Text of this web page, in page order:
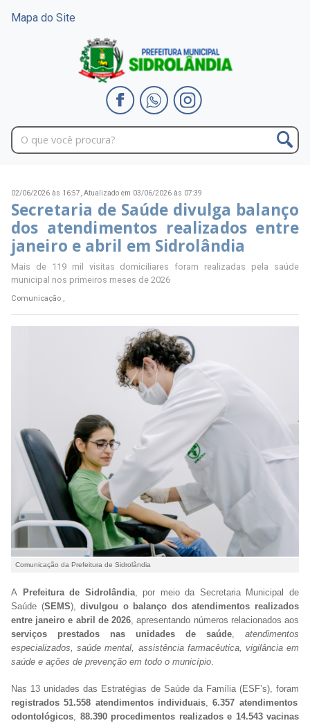
Mapa do Site
02/06/2026 às 16:57, Atualizado em 03/06/2026 às 07:39
Secretaria de Saúde divulga balanço
dos atendimentos realizados entre
janeiro e abril em Sidrolândia
Mais de 119 mil visitas domiciliares foram realizadas pela saúde
municipal nos primeiros meses de 2026
Comunicação ,
Comunicação da Prefeitura de Sidrolândia
A Prefeitura de Sidrolândia, por meio da Secretaria Municipal de
Saúde (SEMS),divulgou o balanço dos atendimentos realizados
entre janeiro e abril de 2026, apresentando números relacionados aos
serviços prestados nas unidades de saúde, atendimentos
especializados, saúde mental, assistência farmacêutica, vigilância em
saúde e ações de prevenção em todo o município.
Nas 13 unidades das Estratégias de Saúde da Família (ESF’s), foram
registrados 51.558 atendimentos individuais, 6.357 atendimentos
odontológicos, 88.390 procedimentos realizados e 14.543 vacinas